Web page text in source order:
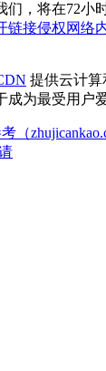
们，将在72小
链接侵权网络
提供云计
成为最受用户
（